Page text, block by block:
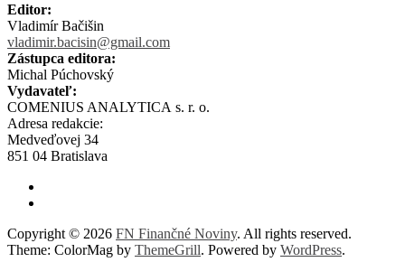
Editor:
Vladimír Bačišin
vladimir.bacisin@gmail.com
Zástupca editora:
Michal Púchovský
Vydavateľ:
COMENIUS ANALYTICA s. r. o.
Adresa redakcie:
Medveďovej 34
851 04 Bratislava
Copyright © 2026 FN Finančné Noviny. All rights reserved.
Theme: ColorMag by ThemeGrill. Powered by WordPress.